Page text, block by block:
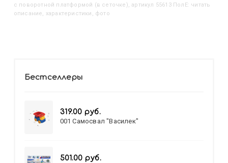
с поворотной платформой (в сеточке), артикул 55613 ПолЕ: читать
описание, характеристики, фото
Бестселлеры
319.00 руб.
001 Самосвал "Василек"
501.00 руб.